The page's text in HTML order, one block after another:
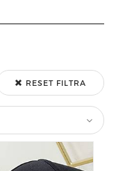
RESET FILTRA